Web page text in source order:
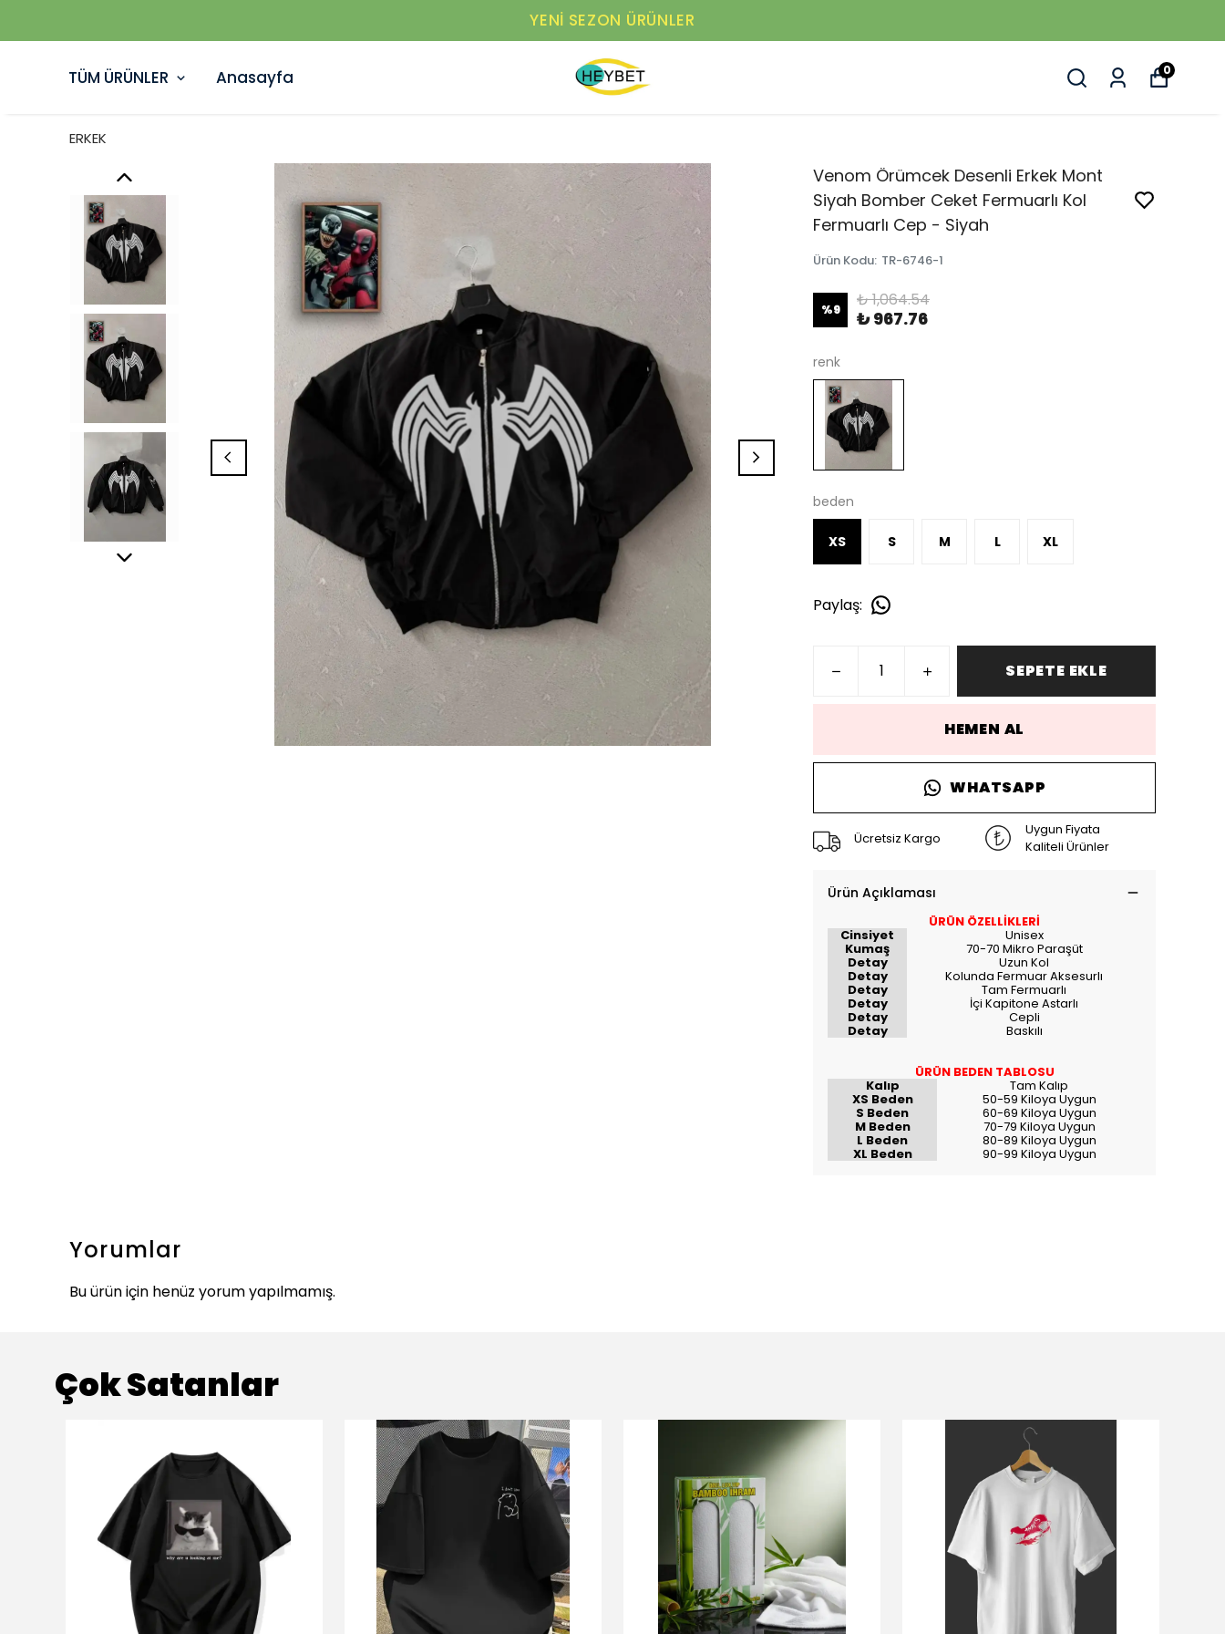
YENI SEZON ÜRÜNLER
TÜM ÜRÜNLER Anasayfa 0
ERKEK
Venom Örümcek Desenli Erkek Mont
Siyah Bomber Ceket Fermuarlı Kol
Fermuarlı Cep - Siyah
Ürün Kodu: TR-6746-1
%9 ₺ 1,064.54
₺ 967.76
renk
beden
XS S M L XL
Paylaş:
SEPETE EKLE
HEMEN AL
WHATSAPP
Ücretsiz Kargo
Uygun Fiyata
Kaliteli Ürünler
Ürün Açıklaması
ÜRÜN ÖZELLİKLERİ
Cinsiyet Unisex
Kumaş 70-70 Mikro Paraşüt
Detay Uzun Kol
Detay Kolunda Fermuar Aksesurlı
Detay Tam Fermuarlı
Detay İçi Kapitone Astarlı
Detay Cepli
Detay Baskılı
ÜRÜN BEDEN TABLOSU
Kalıp Tam Kalıp
XS Beden 50-59 Kiloya Uygun
S Beden 60-69 Kiloya Uygun
M Beden 70-79 Kiloya Uygun
L Beden 80-89 Kiloya Uygun
XL Beden 90-99 Kiloya Uygun
Yorumlar
Bu ürün için henüz yorum yapılmamış.
Çok Satanlar